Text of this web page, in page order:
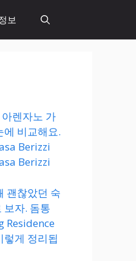
보
렌자노 가
에 비교해요.
Berizzi
Berizzi
괜찮았던 숙
보자. 돔통
Residence
렇게 정리됩